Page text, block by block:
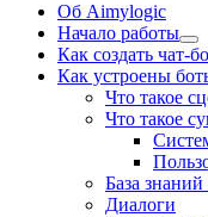
Об Aimylogic
Начало работы
Как создать чат-
Как устроены
Что такое
Что такое
База
Диалоги